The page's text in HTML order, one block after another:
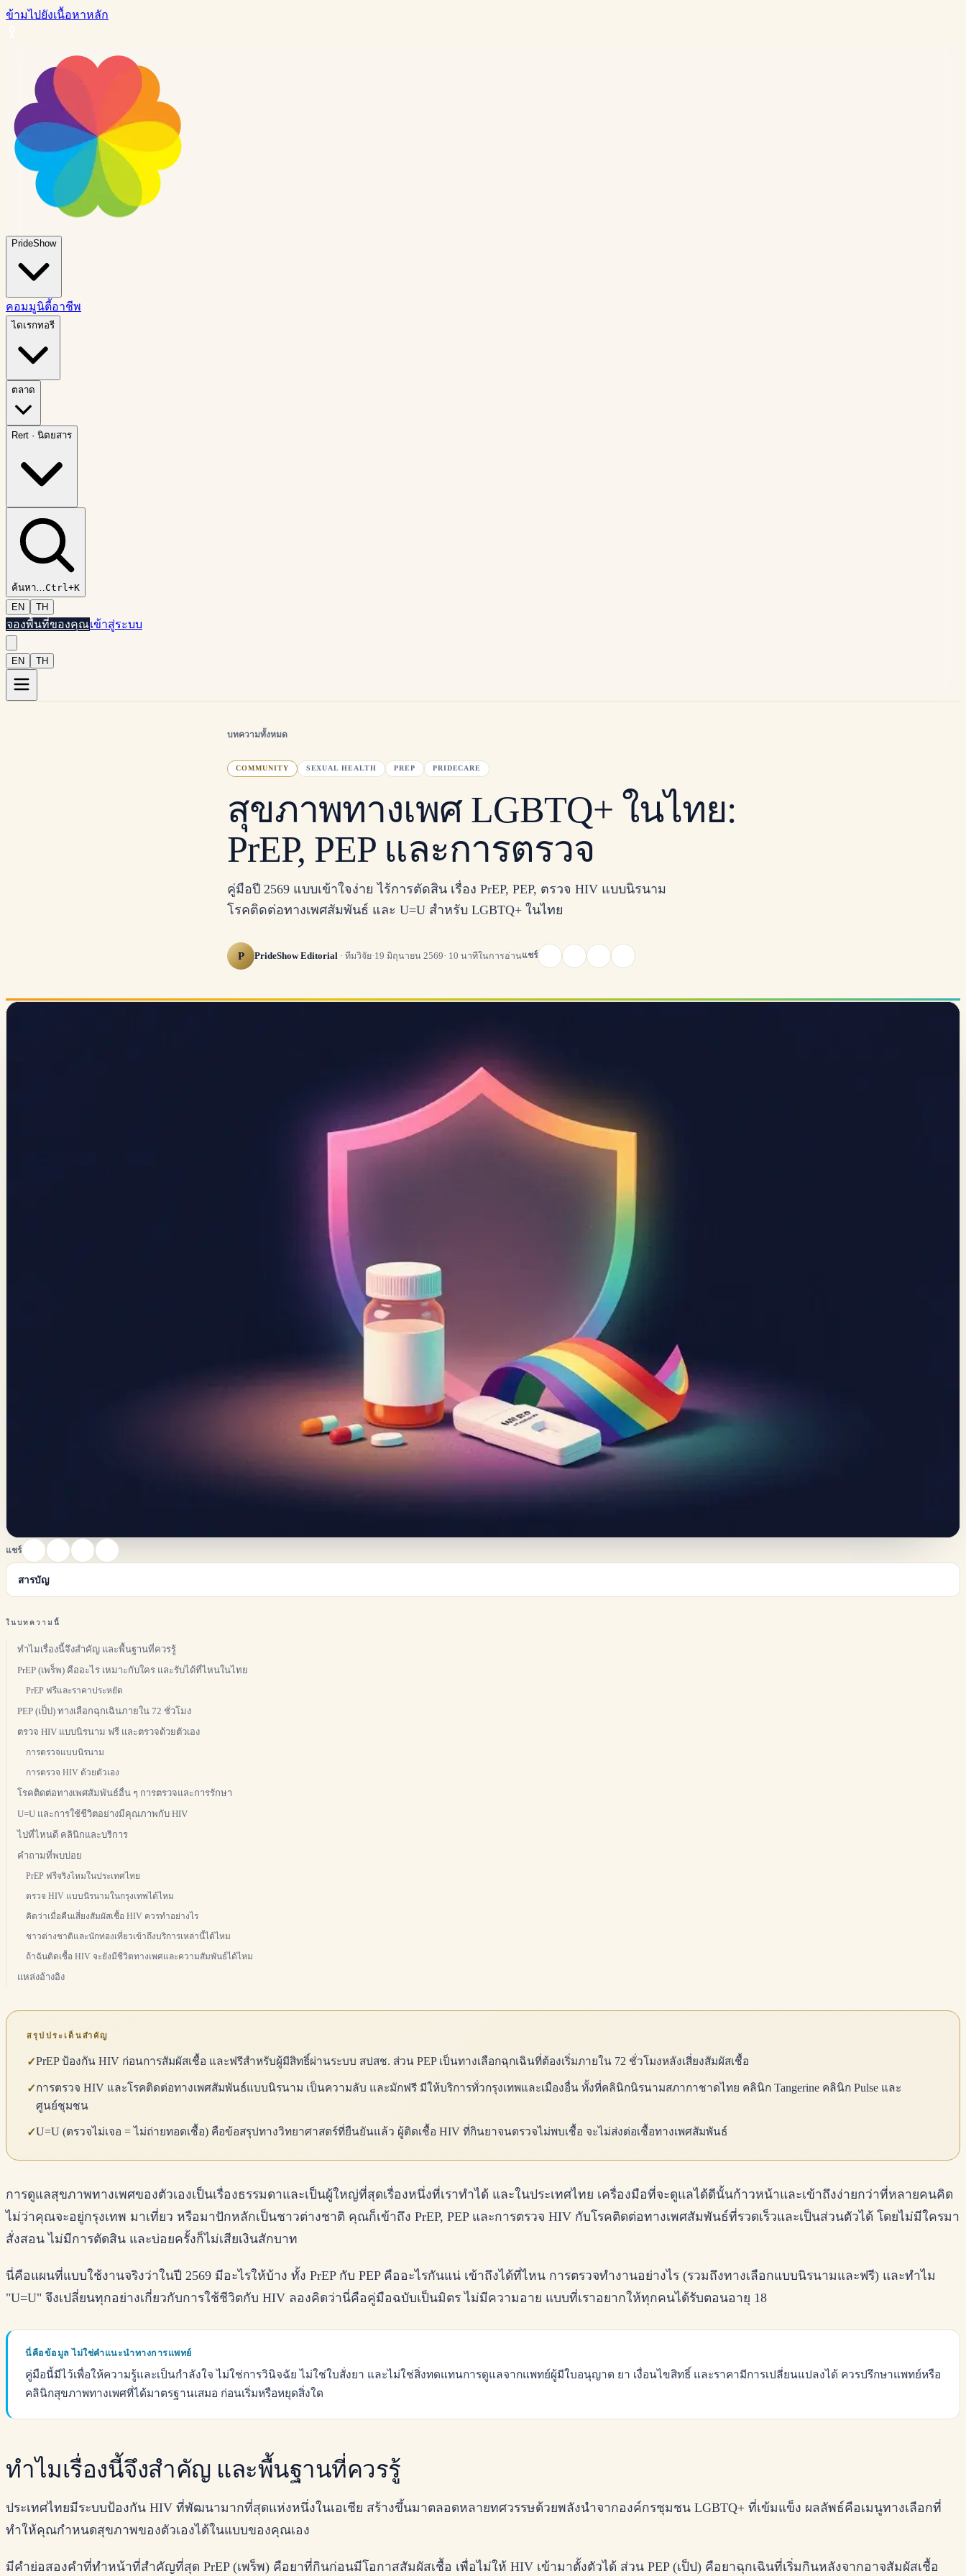
ข้ามไปยังเนื้อหาหลัก
PrideShow
คอมมูนิตี้อาชีพ
ไดเรกทอรี
ตลาด
Rert · นิตยสาร
ค้นหา…Ctrl+K
EN
TH
จองพื้นที่ของคุณเข้าสู่ระบบ
EN TH
บทความทั้งหมด
COMMUNITY SEXUAL HEALTH PREP PRIDECARE
สุขภาพทางเพศ LGBTQ+ ในไทย:
PrEP, PEP และการตรวจ
คู่มือปี 2569 แบบเข้าใจง่าย ไร้การตัดสิน เรื่อง PrEP, PEP, ตรวจ HIV แบบนิรนาม
โรคติดต่อทางเพศสัมพันธ์ และ U=U สำหรับ LGBTQ+ ในไทย
P PrideShow Editorial · ทีมวิจัย·19 มิถุนายน 2569· 10 นาทีในการอ่านแชร์
แชร์
สารบัญ
ในบทความนี้
ทำไมเรื่องนี้จึงสำคัญ และพื้นฐานที่ควรรู้
PrEP (เพร็พ) คืออะไร เหมาะกับใคร และรับได้ที่ไหนในไทย
PrEP ฟรีและราคาประหยัด
PEP (เป็ป) ทางเลือกฉุกเฉินภายใน 72 ชั่วโมง
ตรวจ HIV แบบนิรนาม ฟรี และตรวจด้วยตัวเอง
การตรวจแบบนิรนาม
การตรวจ HIV ด้วยตัวเอง
โรคติดต่อทางเพศสัมพันธ์อื่น ๆ การตรวจและการรักษา
U=U และการใช้ชีวิตอย่างมีคุณภาพกับ HIV
ไปที่ไหนดี คลินิกและบริการ
คำถามที่พบบ่อย
PrEP ฟรีจริงไหมในประเทศไทย
ตรวจ HIV แบบนิรนามในกรุงเทพได้ไหม
คิดว่าเมื่อคืนเสี่ยงสัมผัสเชื้อ HIV ควรทำอย่างไร
ชาวต่างชาติและนักท่องเที่ยวเข้าถึงบริการเหล่านี้ได้ไหม
ถ้าฉันติดเชื้อ HIV จะยังมีชีวิตทางเพศและความสัมพันธ์ได้ไหม
แหล่งอ้างอิง
สรุปประเด็นสำคัญ
✓PrEP ป้องกัน HIV ก่อนการสัมผัสเชื้อ และฟรีสำหรับผู้มีสิทธิ์ผ่านระบบ สปสช. ส่วน PEP เป็นทางเลือกฉุกเฉินที่ต้องเริ่มภายใน 72 ชั่วโมงหลังเสี่ยงสัมผัสเชื้อ
✓การตรวจ HIV และโรคติดต่อทางเพศสัมพันธ์แบบนิรนาม เป็นความลับ และมักฟรี มีให้บริการทั่วกรุงเทพและเมืองอื่น ทั้งที่คลินิกนิรนามสภากาชาดไทย คลินิก Tangerine คลินิก Pulse และ
ศูนย์ชุมชน
✓U=U (ตรวจไม่เจอ = ไม่ถ่ายทอดเชื้อ) คือข้อสรุปทางวิทยาศาสตร์ที่ยืนยันแล้ว ผู้ติดเชื้อ HIV ที่กินยาจนตรวจไม่พบเชื้อ จะไม่ส่งต่อเชื้อทางเพศสัมพันธ์
การดูแลสุขภาพทางเพศของตัวเองเป็นเรื่องธรรมดาและเป็นผู้ใหญ่ที่สุดเรื่องหนึ่งที่เราทำได้ และในประเทศไทย เครื่องมือที่จะดูแลได้ดีนั้นก้าวหน้าและเข้าถึงง่ายกว่าที่หลายคนคิด
ไม่ว่าคุณจะอยู่กรุงเทพ มาเที่ยว หรือมาปักหลักเป็นชาวต่างชาติ คุณก็เข้าถึง PrEP, PEP และการตรวจ HIV กับโรคติดต่อทางเพศสัมพันธ์ที่รวดเร็วและเป็นส่วนตัวได้ โดยไม่มีใครมา
สั่งสอน ไม่มีการตัดสิน และบ่อยครั้งก็ไม่เสียเงินสักบาท
นี่คือแผนที่แบบใช้งานจริงว่าในปี 2569 มีอะไรให้บ้าง ทั้ง PrEP กับ PEP คืออะไรกันแน่ เข้าถึงได้ที่ไหน การตรวจทำงานอย่างไร (รวมถึงทางเลือกแบบนิรนามและฟรี) และทำไม
"U=U" จึงเปลี่ยนทุกอย่างเกี่ยวกับการใช้ชีวิตกับ HIV ลองคิดว่านี่คือคู่มือฉบับเป็นมิตร ไม่มีความอาย แบบที่เราอยากให้ทุกคนได้รับตอนอายุ 18
นี่คือข้อมูล ไม่ใช่คำแนะนำทางการแพทย์
คู่มือนี้มีไว้เพื่อให้ความรู้และเป็นกำลังใจ ไม่ใช่การวินิจฉัย ไม่ใช่ใบสั่งยา และไม่ใช่สิ่งทดแทนการดูแลจากแพทย์ผู้มีใบอนุญาต ยา เงื่อนไขสิทธิ์ และราคามีการเปลี่ยนแปลงได้ ควรปรึกษาแพทย์หรือ
คลินิกสุขภาพทางเพศที่ได้มาตรฐานเสมอ ก่อนเริ่มหรือหยุดสิ่งใด
ทำไมเรื่องนี้จึงสำคัญ และพื้นฐานที่ควรรู้
ประเทศไทยมีระบบป้องกัน HIV ที่พัฒนามากที่สุดแห่งหนึ่งในเอเชีย สร้างขึ้นมาตลอดหลายทศวรรษด้วยพลังนำจากองค์กรชุมชน LGBTQ+ ที่เข้มแข็ง ผลลัพธ์คือเมนูทางเลือกที่
ทำให้คุณกำหนดสุขภาพของตัวเองได้ในแบบของคุณเอง
มีคำย่อสองคำที่ทำหน้าที่สำคัญที่สุด PrEP (เพร็พ) คือยาที่กินก่อนมีโอกาสสัมผัสเชื้อ เพื่อไม่ให้ HIV เข้ามาตั้งตัวได้ ส่วน PEP (เป็ป) คือยาฉุกเฉินที่เริ่มกินหลังจากอาจสัมผัสเชื้อ